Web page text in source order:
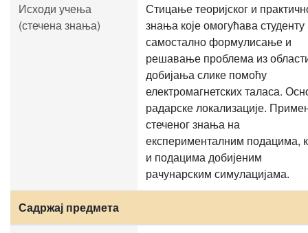
Исходи учења
(стечена знања)
Стицање теоријског и
знања које омогућава студенту
самостално формулисање и
решавање проблема из
добијања слике помоћу
електромагнетских таласа.
радарске локализације.
стеченог знања на
експерименталним подацима,
и подацима добијеним
рачунарским симулацијама.
Садржај предмета